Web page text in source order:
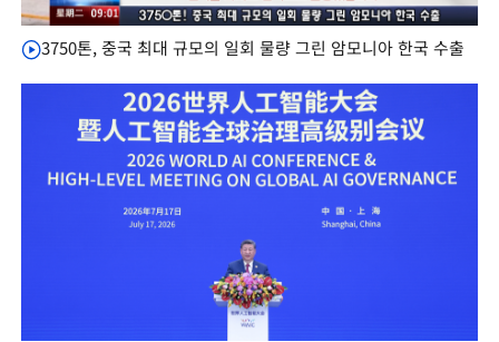
3750톤, 중국 최대 규모의 일회 물량 그린 암모니아 한국 수출